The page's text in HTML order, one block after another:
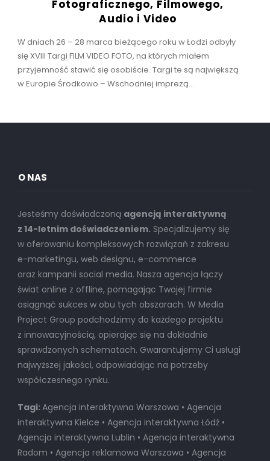
Fotograficznego, Filmowego,
Audio i Video
W dniach 26 – 28 marca bieżącego roku w Łodzi odbyły
się XVIII Targi FILM VIDEO FOTO, na których miałem
przyjemność stawić się osobiście. Targi te są największą
w Europie Środkowo – Wschodniej imprezą...
O NAS
Jesteśmy doświadczoną agencją interaktywną
z 14-letnim doświadczeniem.Specjalizujemy się
w oferowaniu kompleksowych rozwiązań z zakresu
e-marketingu, web designu, e-commerce
oraz kampanii social media. Nasza agencja łączy
świat online z offline, pomagając Twojej firmie
osiągnąć sukces w obu tych obszarach. W Media
Project Group podchodzimy do każdego projektu
z innowacyjnością, opierając się na dokładnie
sprawdzonych schematach. Gwarantujemy Ci usługi
najwyższej jakości, odpowiadając na potrzeby
współczesnego rynku.
Tagi:Agencja interaktywna Warszawa • Agencja
interaktywna Kielce • Agencja interaktywna Łódź •
Agencja interaktywna Lublin • Agencja interaktywna
Radom • Agencja reklamowa Warszawa • Agencja